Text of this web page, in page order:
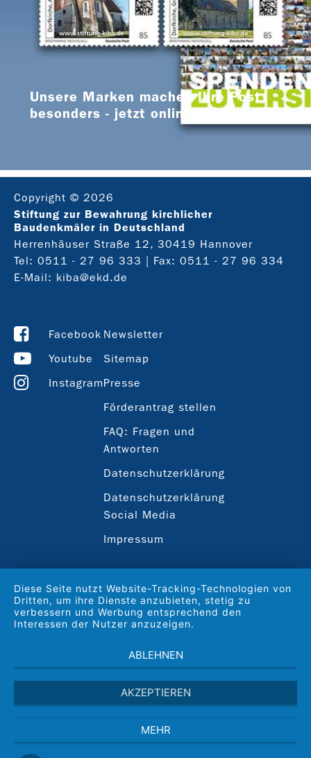
Unsere Marken machen Ihre Post
besonders - jetzt online bestellen
Copyright © 2026
Stiftung zur Bewahrung kirchlicher
Baudenkmäler in Deutschland
Herrenhäuser Straße 12, 30419 Hannover
Tel: 0511 - 27 96 333 | Fax: 0511 - 27 96 334
E-Mail: kiba@ekd.de
Facebook
Youtube
Instagram
Newsletter
Sitemap
Presse
Förderantrag stellen
FAQ: Fragen und
Antworten
Datenschutzerklärung
Datenschutzerklärung
Social Media
Impressum
Diese Seite nutzt Website-Tracking-Technologien von
Dritten, um ihre Dienste anzubieten, stetig zu
verbessern und Werbung entsprechend den
Interessen der Nutzer anzuzeigen.
ABLEHNEN
AKZEPTIEREN
MEHR